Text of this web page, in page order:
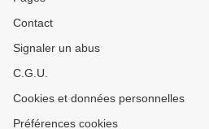
Contact
Signaler un abus
C.G.U.
Cookies et données personnelles
Préférences cookies